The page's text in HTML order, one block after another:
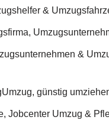
&
&
günstig
Jobcenter Umzug &